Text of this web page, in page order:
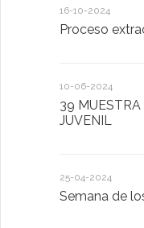
16-10-2024
Proceso
10-06-2024
39
JUVENIL
25-04-2024
Semana de